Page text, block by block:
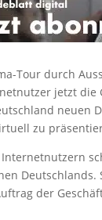
Tour durch
jetzt die
neuen
zu
der